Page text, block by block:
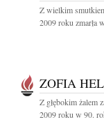
Z wielkim
2009 roku zmarła
ZOFIA
Z głębokim żalem
2009 roku w 90.